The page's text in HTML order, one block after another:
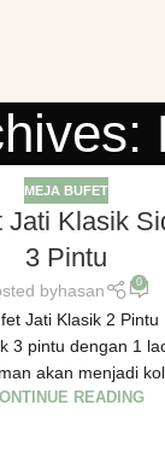
MEJA BUFET
Jati Klasik
3 Pintu
byhasan 0
Jati Klasik 2 Pintu
3 pintu dengan 1
akan menjadi
READING